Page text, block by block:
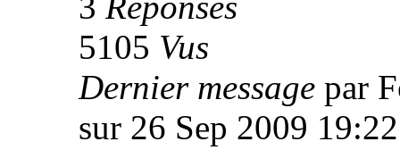
5105 Vus
Dernier message par
sur 26 Sep 2009 19:22